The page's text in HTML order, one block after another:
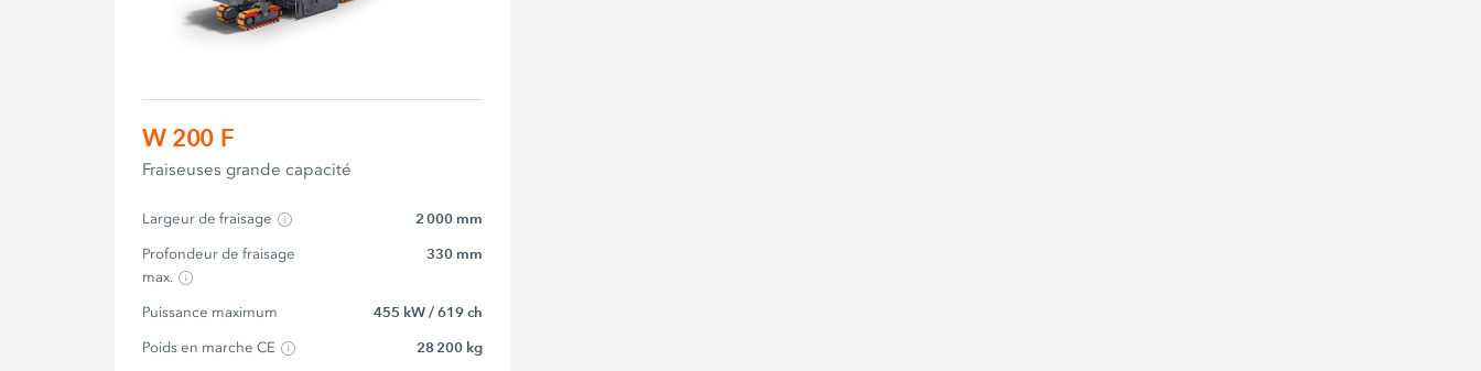
W 200 F
Fraiseuses grande capacité
Largeur de fraisage 2 000 mm
Profondeur de fraisage
max.
330 mm
Puissance maximum 455 kW / 619 ch
Poids en marche CE 28 200 kg